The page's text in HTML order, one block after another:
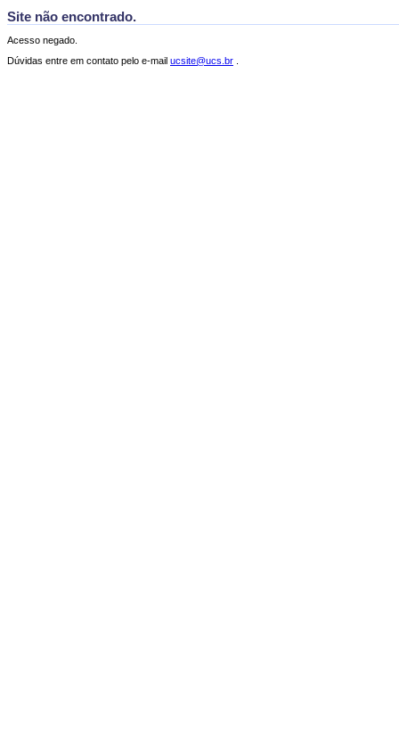
Site não encontrado.
Acesso negado.
Dúvidas entre em contato pelo e-mail ucsite@ucs.br